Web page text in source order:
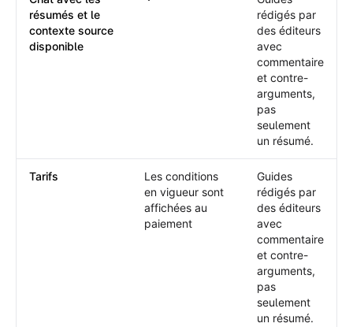
résumés et le
contexte source
disponible
Chat avec les résumés et le contexte
rédigés par
des éditeurs
avec
commentaire
et contre-
arguments,
pas
seulement
un résumé.
Tarifs
Les conditions
en vigueur sont
affichées au
paiement
Guides
rédigés par
des éditeurs
avec
commentaire
et contre-
arguments,
pas
seulement
un résumé.